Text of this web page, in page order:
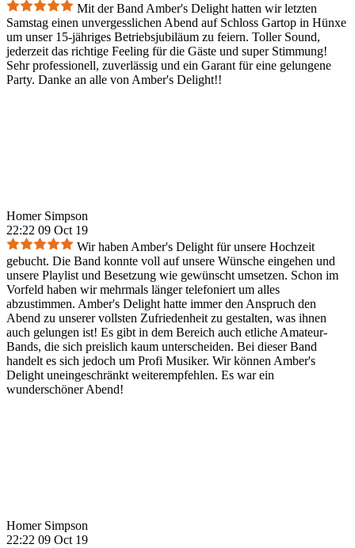
Mit der Band Amber's Delight hatten wir letzten
Samstag einen unvergesslichen Abend auf Schloss Gartop in Hünxe
um unser 15-jähriges Betriebsjubiläum zu feiern. Toller Sound,
jederzeit das richtige Feeling für die Gäste und super Stimmung!
Sehr professionell, zuverlässig und ein Garant für eine gelungene
Party. Danke an alle von Amber's Delight!!
Homer Simpson
22:22 09 Oct 19
Wir haben Amber's Delight für unsere Hochzeit
gebucht. Die Band konnte voll auf unsere Wünsche eingehen und
unsere Playlist und Besetzung wie gewünscht umsetzen. Schon im
Vorfeld haben wir mehrmals länger telefoniert um alles
abzustimmen. Amber's Delight hatte immer den Anspruch den
Abend zu unserer vollsten Zufriedenheit zu gestalten, was ihnen
auch gelungen ist! Es gibt in dem Bereich auch etliche Amateur-
Bands, die sich preislich kaum unterscheiden. Bei dieser Band
handelt es sich jedoch um Profi Musiker. Wir können Amber's
Delight uneingeschränkt weiterempfehlen. Es war ein
wunderschöner Abend!
Homer Simpson
22:22 09 Oct 19